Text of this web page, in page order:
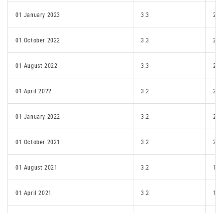
01 January 2023 3.3 2.2
01 October 2022 3.3 2.2
01 August 2022 3.3 2.1
01 April 2022 3.2 2.1
01 January 2022 3.2 2.1
01 October 2021 3.2 2.1
01 August 2021 3.2
01 April 2021 3.2